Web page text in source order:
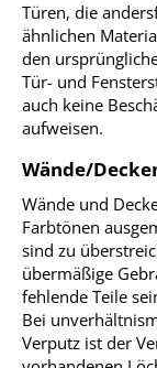
Türen, die
ähnlichen
den
Tür- und
auch keine
aufweisen.
Wände/
Wände und
Farbtönen
sind zu
übermäßige
fehlende Teile
Bei
Verputz ist der